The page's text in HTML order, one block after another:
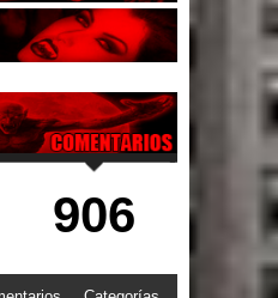
906